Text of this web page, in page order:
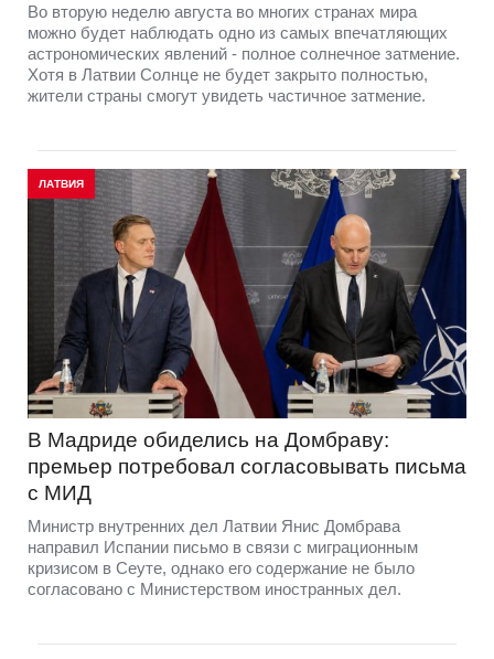
Во вторую неделю августа во многих странах мира
можно будет наблюдать одно из самых впечатляющих
астрономических явлений - полное солнечное затмение.
Хотя в Латвии Солнце не будет закрыто полностью,
жители страны смогут увидеть частичное затмение.
ЛАТВИЯ
В Мадриде обиделись на Домбраву:
премьер потребовал согласовывать письма
с МИД
Министр внутренних дел Латвии Янис Домбрава
направил Испании письмо в связи с миграционным
кризисом в Сеуте, однако его содержание не было
согласовано с Министерством иностранных дел.